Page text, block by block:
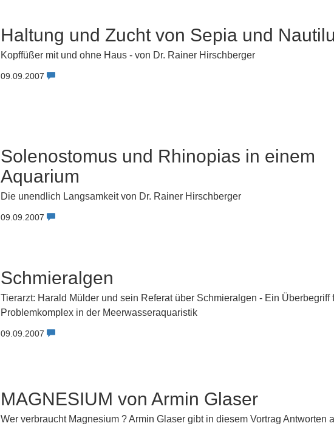
Haltung und Zucht von Sepia und
Kopffüßer mit und ohne Haus - von Dr. Rainer Hirschberger
09.09.2007
Solenostomus und Rhinopias in einem
Aquarium
Die unendlich Langsamkeit von Dr. Rainer Hirschberger
09.09.2007
Schmieralgen
Tierarzt: Harald Mülder und sein Referat über Schmieralgen - Ein Überbegriff
Problemkomplex in der Meerwasseraquaristik
09.09.2007
MAGNESIUM von Armin Glaser
Wer verbraucht Magnesium ? Armin Glaser gibt in diesem Vortrag Antworten